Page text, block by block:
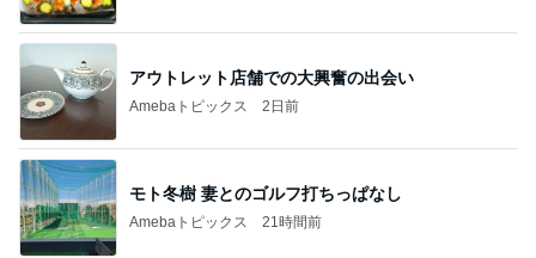
嫁が働いていたらという無駄な妄想
Amebaトピックス 21時間前